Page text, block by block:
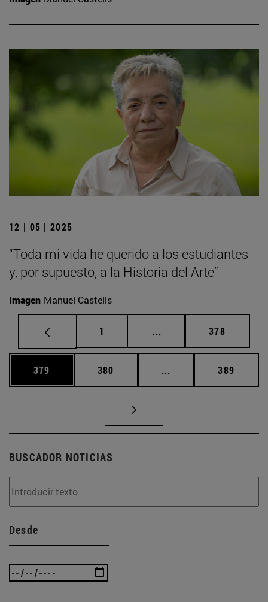
12 | 05 | 2025
“Toda mi vida he querido a los estudiantes
y, por supuesto, a la Historia del Arte”
Imagen Manuel Castells
Página
1 ... Páginas intermedias
Página
378
Página
379 Página
380 ... Páginas intermedias
Página
389
BUSCADOR NOTICIAS
Desde